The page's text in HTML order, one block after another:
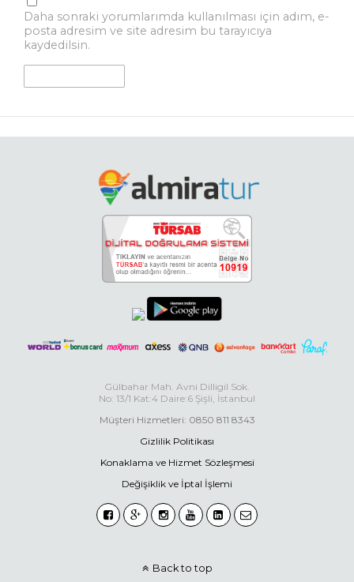
Daha sonraki yorumlarımda kullanılması için adım, e-
posta adresim ve site adresim bu tarayıcıya
kaydedilsin.
Gülbahar Mah. Avni Dilligil Sok.
No: 13/1 Kat:4 Daire:6 Şişli, İstanbul
Müşteri Hizmetleri: 0850 811 8343
Gizlilik Politikası
Konaklama ve Hizmet Sözleşmesi
Değişiklik ve İptal İşlemi
Back to top